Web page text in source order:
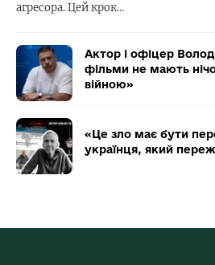
агресора. Цей крок…
Актор і офіцер
фільми не мають
війною»
«Це зло має бути
українця, який